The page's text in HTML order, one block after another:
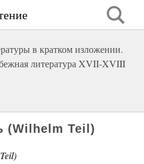
в кратком изложении.
литература XVII-XVIII
(Wilhelm Teil)